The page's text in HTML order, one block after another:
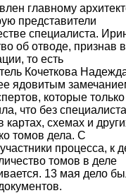
главному
представители
специалиста.
об отводе, признав в
то есть
Кочеткова
ядовитым
которые только
что без
картах, схемах и
томов дела. С
процесса, к
томов в деле
13 мая дело